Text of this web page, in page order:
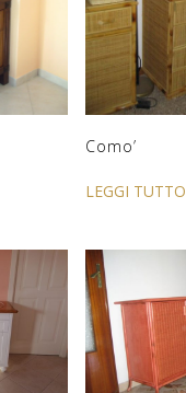
Como’
LEGGI TUTTO